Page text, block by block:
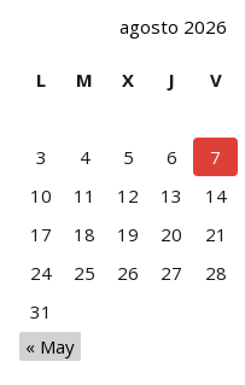
agosto 2026
L M X J V
3
4 5 6 7
10
11 12 13 14
17
18 19 20 21
24
25 26 27 28
31
« May